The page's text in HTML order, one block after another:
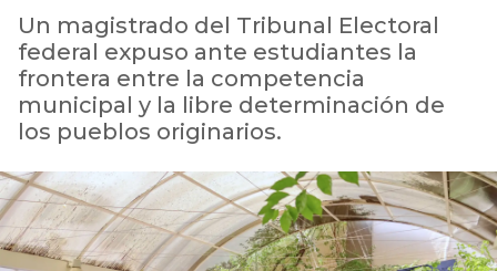
Un magistrado del Tribunal Electoral
federal expuso ante estudiantes la
frontera entre la competencia
municipal y la libre determinación de
los pueblos originarios.